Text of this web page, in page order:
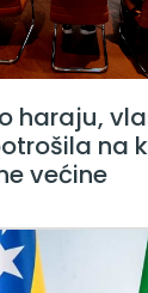
haraju,
na
većine